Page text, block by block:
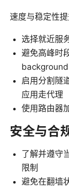
速度与稳定性
选择就近服
避免高峰时
启用分割隧
应用走代理
使用路由器
安全与合
了解并遵守
限制
避免在翻墙